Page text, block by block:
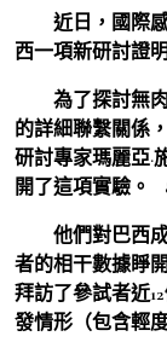
近日，國際
西一項新研討證
為了探討無
的詳細聯繫關係
研討專家瑪麗亞·
開了這項實驗。
他們對巴西
者的相干數據睜
拜訪了參試者近
發情形（包含輕